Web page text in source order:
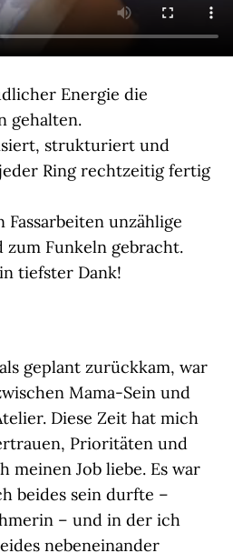
Energie die
gehalten.
strukturiert und
Ring rechtzeitig fertig
unzählige
Funkeln gebracht.
tiefster Dank!
geplant zurückkam, war
Mama-Sein und
Diese Zeit hat mich
Prioritäten und
meinen Job liebe. Es war
beides sein durfte –
– und in der ich
nebeneinander